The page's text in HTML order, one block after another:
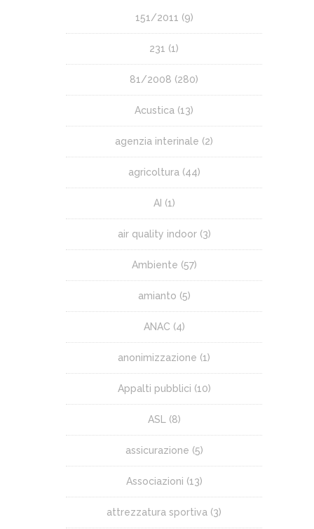
151/2011 (9)
231 (1)
81/2008 (280)
Acustica (13)
agenzia interinale (2)
agricoltura (44)
AI (1)
air quality indoor(3)
Ambiente (57)
amianto (5)
ANAC (4)
anonimizzazione (1)
Appalti pubblici (10)
ASL (8)
assicurazione (5)
Associazioni (13)
attrezzatura sportiva (3)